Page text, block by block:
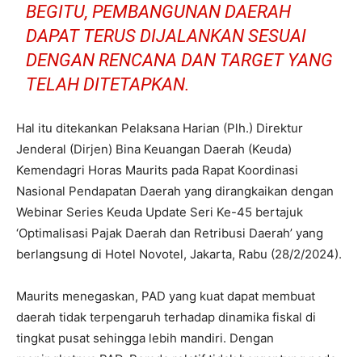
BEGITU, PEMBANGUNAN DAERAH
DAPAT TERUS DIJALANKAN SESUAI
DENGAN RENCANA DAN TARGET YANG
TELAH DITETAPKAN.
Hal itu ditekankan Pelaksana Harian (Plh.) Direktur
Jenderal (Dirjen) Bina Keuangan Daerah (Keuda)
Kemendagri Horas Maurits pada Rapat Koordinasi
Nasional Pendapatan Daerah yang dirangkaikan dengan
Webinar Series Keuda Update Seri Ke-45 bertajuk
‘Optimalisasi Pajak Daerah dan Retribusi Daerah’ yang
berlangsung di Hotel Novotel, Jakarta, Rabu (28/2/2024).
Maurits menegaskan, PAD yang kuat dapat membuat
daerah tidak terpengaruh terhadap dinamika fiskal di
tingkat pusat sehingga lebih mandiri. Dengan